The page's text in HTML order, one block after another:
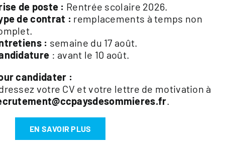
de poste : Rentrée scolaire 2026.
de contrat : remplacements à temps non
: semaine du 17 août.
: avant le 10 août.
candidater :
votre CV et votre lettre de motivation à
.
EN SAVOIR PLUS